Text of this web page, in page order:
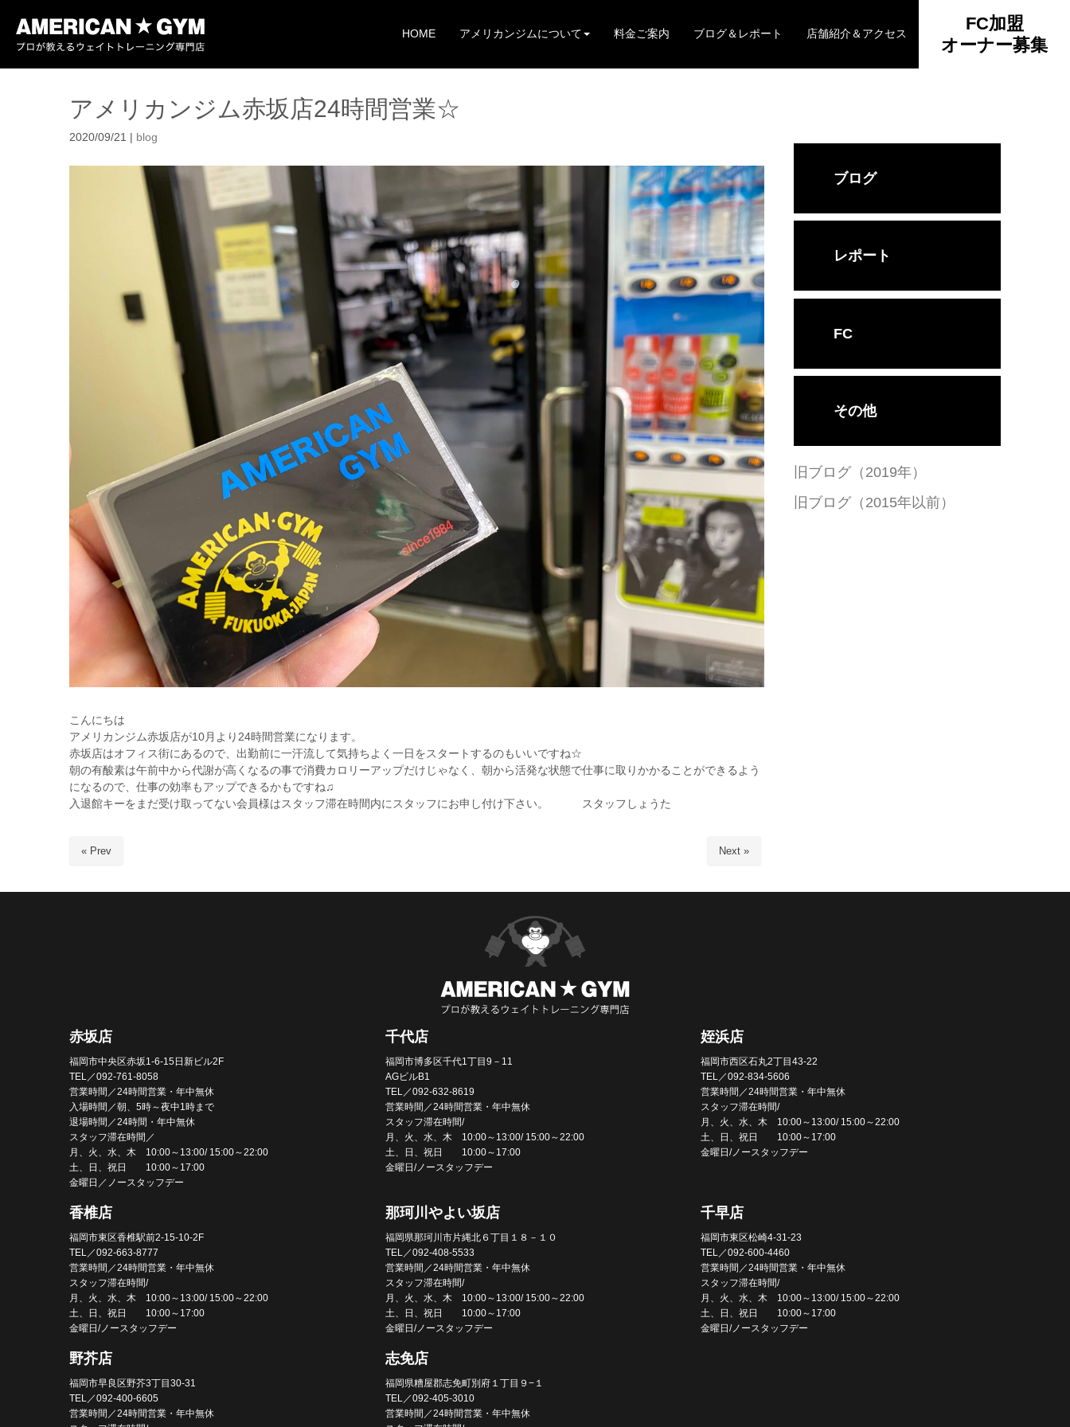
HOME アメリカンジムについて 料金ご案内 ブログ＆レポート 店舗紹介＆アクセス
FC加盟
オーナー募集
アメリカンジム赤坂店24時間営業☆
2020/09/21 blog
こんにちは
アメリカンジム赤坂店が10月より24時間営業になります。
赤坂店はオフィス街にあるので、出勤前に一汗流して気持ちよく一日をスタートするのもいいですね☆
朝の有酸素は午前中から代謝が高くなるの事で消費カロリーアップだけじゃなく、朝から活発な状態で仕事に取りかかることができるよう
になるので、仕事の効率もアップできるかもですね♫
入退館キーをまだ受け取ってない会員様はスタッフ滞在時間内にスタッフにお申し付け下さい。 スタッフしょうた
« Prev Next »
ブログ
レポート
FC
その他
旧ブログ（2019年）
旧ブログ（2015年以前）
赤坂店
福岡市中央区赤坂1-6-15日新ビル2F
TEL／092-761-8058
営業時間／24時間営業・年中無休
入場時間／朝、5時～夜中1時まで
退場時間／24時間・年中無休
スタッフ滞在時間／
月、火、水、木 10:00～13:00/ 15:00～22:00
土、日、祝日 10:00～17:00
金曜日／ノースタッフデー
千代店
福岡市博多区千代1丁目9－11
AGビルB1
TEL／092-632-8619
営業時間／24時間営業・年中無休
スタッフ滞在時間/
月、火、水、木 10:00～13:00/ 15:00～22:00
土、日、祝日 10:00～17:00
金曜日/ノースタッフデー
姪浜店
福岡市西区石丸2丁目43-22
TEL／092-834-5606
営業時間／24時間営業・年中無休
スタッフ滞在時間/
月、火、水、木 10:00～13:00/ 15:00～22:00
土、日、祝日 10:00～17:00
金曜日/ノースタッフデー
香椎店
福岡市東区香椎駅前2-15-10-2F
TEL／092-663-8777
営業時間／24時間営業・年中無休
スタッフ滞在時間/
月、火、水、木 10:00～13:00/ 15:00～22:00
土、日、祝日 10:00～17:00
金曜日/ノースタッフデー
那珂川やよい坂店
福岡県那珂川市片縄北６丁目１８－１０
TEL／092-408-5533
営業時間／24時間営業・年中無休
スタッフ滞在時間/
月、火、水、木 10:00～13:00/ 15:00～22:00
土、日、祝日 10:00～17:00
金曜日/ノースタッフデー
千早店
福岡市東区松崎4-31-23
TEL／092-600-4460
営業時間／24時間営業・年中無休
スタッフ滞在時間/
月、火、水、木 10:00～13:00/ 15:00～22:00
土、日、祝日 10:00～17:00
金曜日/ノースタッフデー
野芥店
福岡市早良区野芥3丁目30-31
TEL／092-400-6605
営業時間／24時間営業・年中無休
志免店
福岡県糟屋郡志免町別府１丁目９−１
TEL／092-405-3010
営業時間／24時間営業・年中無休